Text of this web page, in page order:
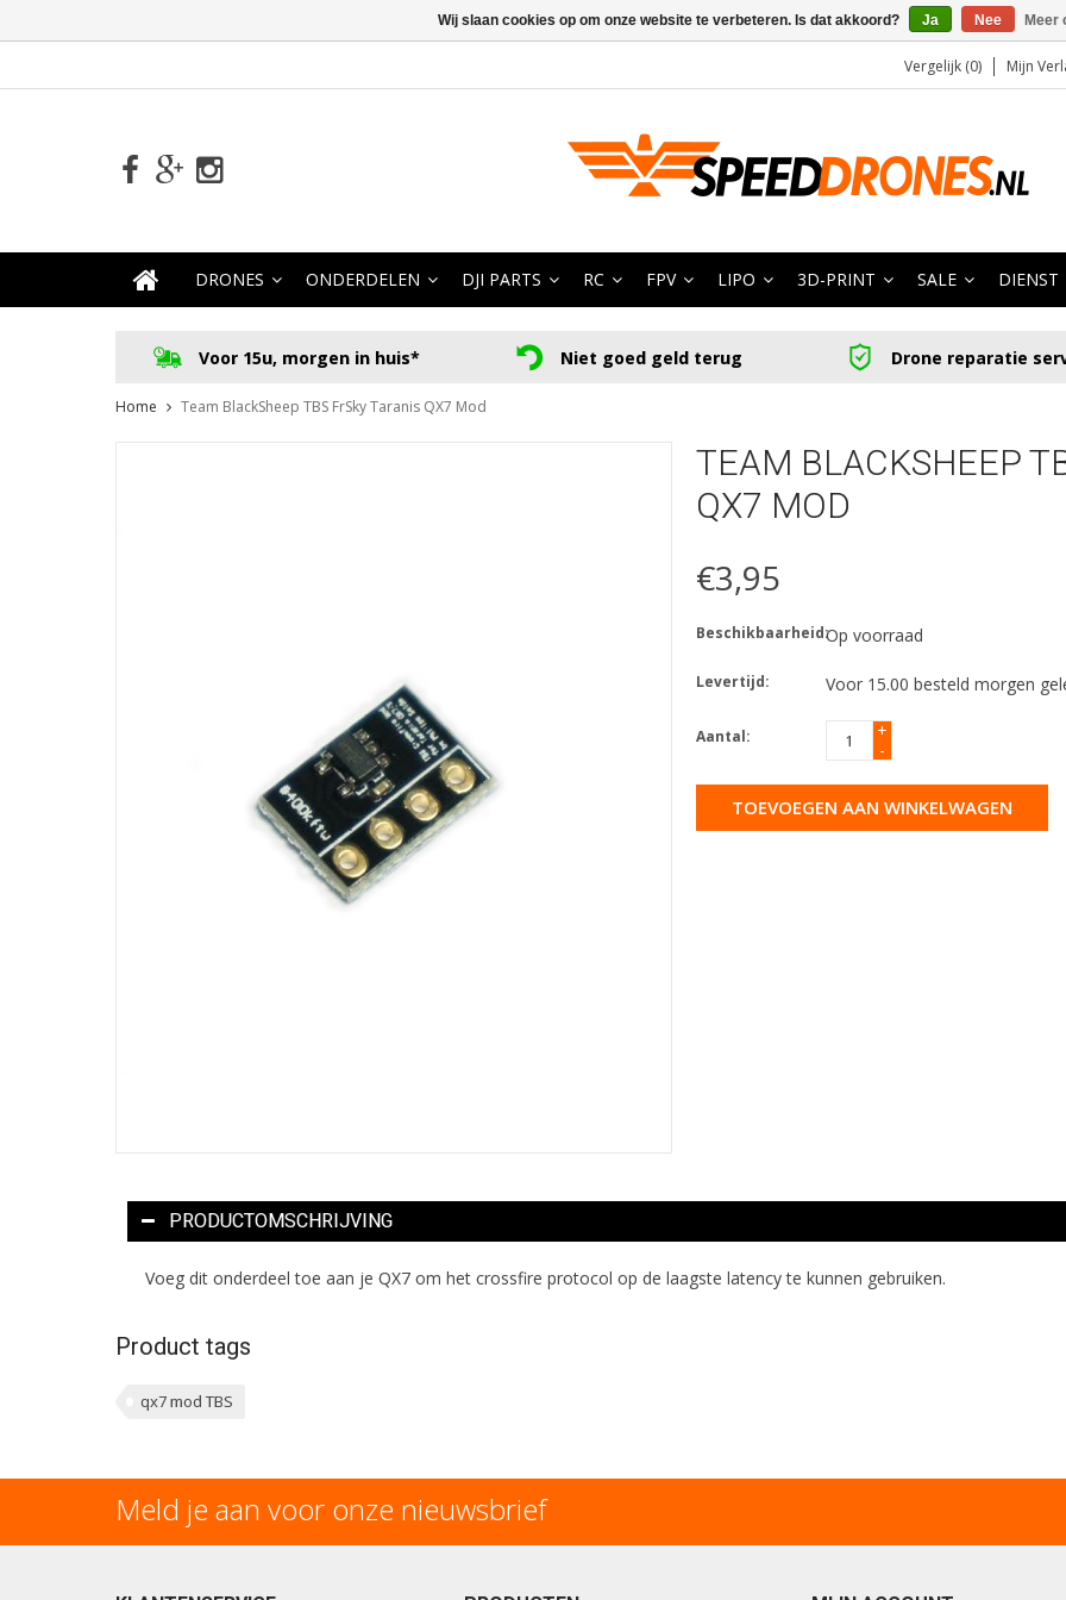
Vergelijk (0) Mijn
DRONES ONDERDELEN DJI PARTS RC FPV LIPO 3D-PRINT SALE DIENST
Voor 15u, morgen in huis* Niet goed geld terug Drone reparatie
Home Team BlackSheep TBS FrSky Taranis QX7 Mod
TEAM BLACKSHEEP
QX7 MOD
€3,95
Beschikbaarheid:Op voorraad
Levertijd: Voor 15.00 besteld morgen
Aantal:
+
-
TOEVOEGEN AAN WINKELWAGEN
PRODUCTOMSCHRIJVING
Voeg dit onderdeel toe aan je QX7 om het crossfire protocol op de laagste latency te kunnen gebruiken.
Product tags
qx7 mod TBS
Meld je aan voor onze nieuwsbrief
Wij slaan cookies op om onze website te verbeteren. Is dat akkoord? Ja Nee Meer